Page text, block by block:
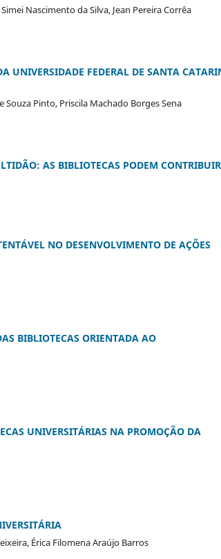
Simei Nascimento da Silva, Jean Pereira Corrêa
UNIVERSIDADE FEDERAL DE SANTA
Pinto, Priscila Machado Borges Sena
AS BIBLIOTECAS PODEM
NO DESENVOLVIMENTO DE AÇÕES
BIBLIOTECAS ORIENTADA AO
UNIVERSITÁRIAS NA PROMOÇÃO DA
Érica Filomena Araújo Barros